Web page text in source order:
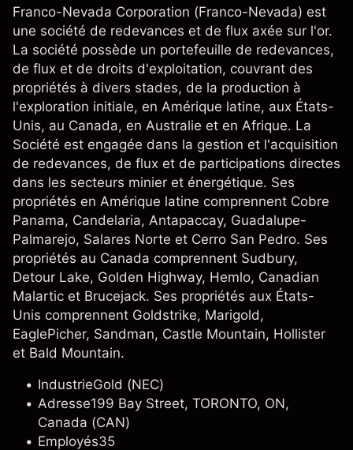
Franco-Nevada Corporation (Franco-Nevada) est
une société de redevances et de flux axée sur l'or.
La société possède un portefeuille de redevances,
de flux et de droits d'exploitation, couvrant des
propriétés à divers stades, de la production à
l'exploration initiale, en Amérique latine, aux États-
Unis, au Canada, en Australie et en Afrique. La
Société est engagée dans la gestion et l'acquisition
de redevances, de flux et de participations directes
dans les secteurs minier et énergétique. Ses
propriétés en Amérique latine comprennent Cobre
Panama, Candelaria, Antapaccay, Guadalupe-
Palmarejo, Salares Norte et Cerro San Pedro. Ses
propriétés au Canada comprennent Sudbury,
Detour Lake, Golden Highway, Hemlo, Canadian
Malartic et Brucejack. Ses propriétés aux États-
Unis comprennent Goldstrike, Marigold,
EaglePicher, Sandman, Castle Mountain, Hollister
et Bald Mountain.
IndustrieGold (NEC)
Adresse199 Bay Street, TORONTO, ON,
Canada (CAN)
Employés35